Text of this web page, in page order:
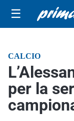
☰
CALCIO
per la